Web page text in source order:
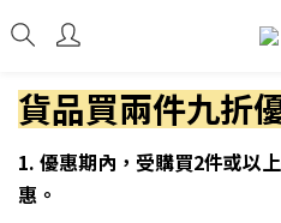
貨品買兩件九折
1. 優惠期內，受購買2件或以
惠。